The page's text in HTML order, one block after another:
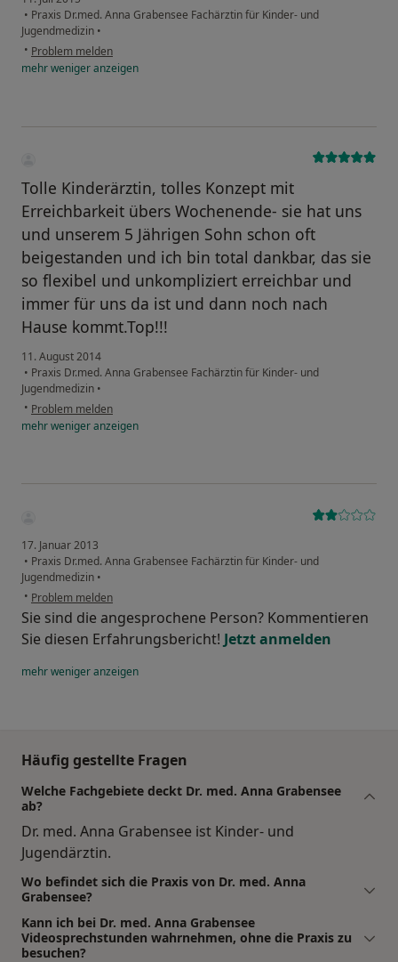
• Praxis Dr.med. Anna Grabensee Fachärztin für Kinder- und
Jugendmedizin •
• Problem melden
mehrwenigeranzeigen
Tolle Kinderärztin, tolles Konzept mit
Erreichbarkeit übers Wochenende- sie hat uns
und unserem 5 Jährigen Sohn schon oft
beigestanden und ich bin total dankbar, das sie
so flexibel und unkompliziert erreichbar und
immer für uns da ist und dann noch nach
Hause kommt.Top!!!
11. August 2014
• Praxis Dr.med. Anna Grabensee Fachärztin für Kinder- und
Jugendmedizin •
• Problem melden
mehrwenigeranzeigen
17. Januar 2013
• Praxis Dr.med. Anna Grabensee Fachärztin für Kinder- und
Jugendmedizin •
• Problem melden
Sie sind die angesprochene Person? Kommentieren
Sie diesen Erfahrungsbericht! Jetzt anmelden
mehrwenigeranzeigen
Häufig gestellte Fragen
Welche Fachgebiete deckt Dr. med. Anna Grabensee
ab?
Dr. med. Anna Grabensee ist Kinder- und
Jugendärztin.
Wo befindet sich die Praxis von Dr. med. Anna
Grabensee?
Kann ich bei Dr. med. Anna Grabensee
Videosprechstunden wahrnehmen, ohne die Praxis zu
besuchen?